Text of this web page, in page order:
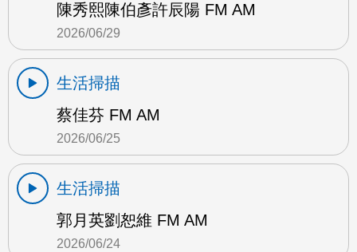
陳秀熙陳伯彥許辰陽 FM AM
2026/06/29
生活掃描
蔡佳芬 FM AM
2026/06/25
生活掃描
郭月英劉恕維 FM AM
2026/06/24